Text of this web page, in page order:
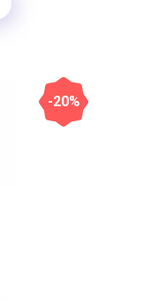
-20%